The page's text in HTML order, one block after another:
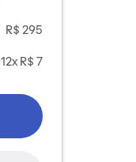
R$ 295
12x R$ 7